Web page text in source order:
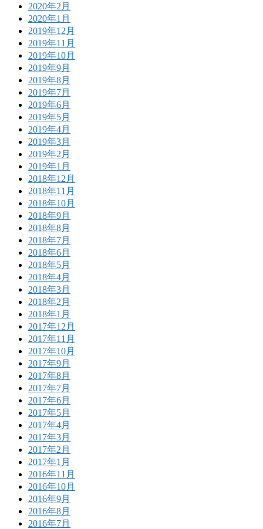
2020年2月
2020年1月
2019年12月
2019年11月
2019年10月
2019年9月
2019年8月
2019年7月
2019年6月
2019年5月
2019年4月
2019年3月
2019年2月
2019年1月
2018年12月
2018年11月
2018年10月
2018年9月
2018年8月
2018年7月
2018年6月
2018年5月
2018年4月
2018年3月
2018年2月
2018年1月
2017年12月
2017年11月
2017年10月
2017年9月
2017年8月
2017年7月
2017年6月
2017年5月
2017年4月
2017年3月
2017年2月
2017年1月
2016年11月
2016年10月
2016年9月
2016年8月
2016年7月